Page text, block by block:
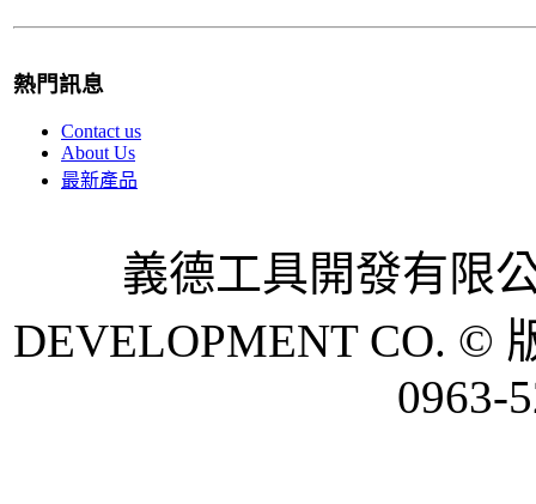
熱門訊息
Contact us
About Us
最新產品
義德工具開發有限
DEVELOPMENT CO. ©
0963-